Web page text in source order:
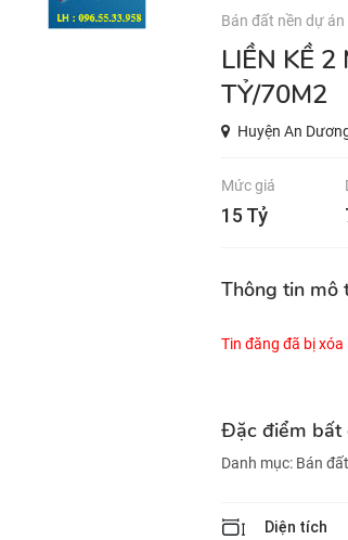
Bán đất nền dự án
LIỀN KỀ 2 MẶT TIỀN.DỰ ÁN HÓT ECOMONY GIÁ BÁN 15
TỶ/70M2
Huyện An
Mức giá
15 Tỷ
Thông tin mô
Tin đăng đã bị
Đặc điểm bất
Danh mục: Bán
Diện tích